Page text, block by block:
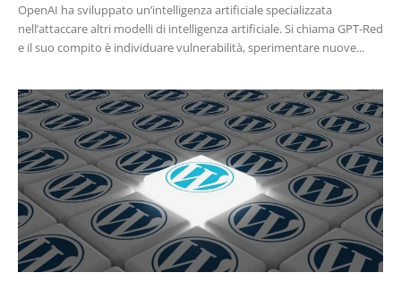
OpenAI ha sviluppato un’intelligenza artificiale specializzata
nell’attaccare altri modelli di intelligenza artificiale. Si chiama GPT-Red
e il suo compito è individuare vulnerabilità, sperimentare nuove...